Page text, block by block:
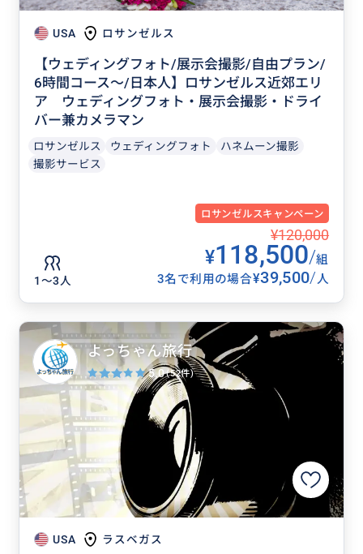
USA ロサンゼルス
【ウェディングフォト/展示会撮影/自由プラン/
6時間コース～/日本人】ロサンゼルス近郊エリ
ア ウェディングフォト・展示会撮影・ドライ
バー兼カメラマン
ロサンゼルス ウェディングフォト
ハネムーン撮影
撮影サービス
ロサンゼルスキャンペーン
1〜3人
¥120,000
¥118,500/組
3名で利用の場合¥39,500/人
USA ラスベガス
よっちゃん旅行
5.0(52件)